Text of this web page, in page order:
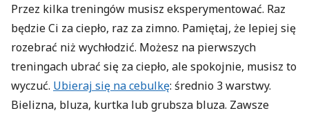
Przez kilka treningów musisz eksperymentować. Raz
będzie Ci za ciepło, raz za zimno. Pamiętaj, że lepiej się
rozebrać niż wychłodzić. Możesz na pierwszych
treningach ubrać się za ciepło, ale spokojnie, musisz to
wyczuć. Ubieraj się na cebulkę: średnio 3 warstwy.
Bielizna, bluza, kurtka lub grubsza bluza. Zawsze